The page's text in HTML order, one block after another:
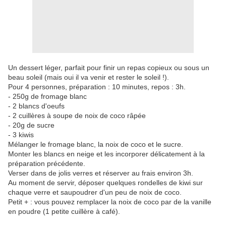
Un dessert léger, parfait pour finir un repas copieux ou sous un
beau soleil (mais oui il va venir et rester le soleil !).
Pour 4 personnes, préparation : 10 minutes, repos : 3h.
- 250g de fromage blanc
- 2 blancs d'oeufs
- 2 cuillères à soupe de noix de coco râpée
- 20g de sucre
- 3 kiwis
Mélanger le fromage blanc, la noix de coco et le sucre.
Monter les blancs en neige et les incorporer délicatement à la
préparation précédente.
Verser dans de jolis verres et réserver au frais environ 3h.
Au moment de servir, déposer quelques rondelles de kiwi sur
chaque verre et saupoudrer d'un peu de noix de coco.
Petit + : vous pouvez remplacer la noix de coco par de la vanille
en poudre (1 petite cuillère à café).